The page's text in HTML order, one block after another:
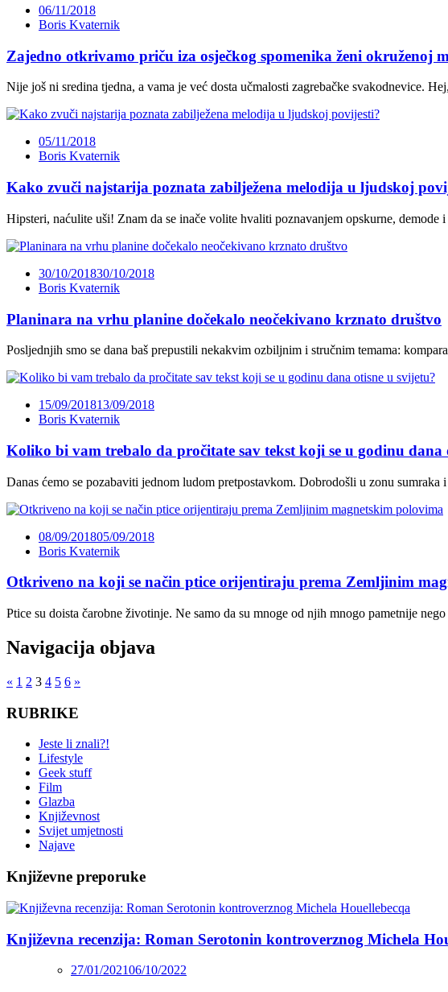
06/11/2018
Boris Kvaternik
Zajedno otkrivamo priču iza osječkog spomenika ženi okruženoj
Nije još ni sredina tjedna, a vama je već dosta učmalosti zagrebačke svakodnevice.
05/11/2018
Boris Kvaternik
Kako zvuči najstarija poznata zabilježena melodija u ljudskoj
Hipsteri, naćulite uši! Znam da se inače volite hvaliti poznavanjem opskurne, demode
30/10/201830/10/2018
Boris Kvaternik
Planinara na vrhu planine dočekalo neočekivano krznato društvo
Posljednjih smo se dana baš prepustili nekakvim ozbiljnim i stručnim temama:
15/09/201813/09/2018
Boris Kvaternik
Koliko bi vam trebalo da pročitate sav tekst koji se u godinu dana
Danas ćemo se pozabaviti jednom ludom pretpostavkom. Dobrodošli u zonu
08/09/201805/09/2018
Boris Kvaternik
Otkriveno na koji se način ptice orijentiraju prema Zemljinim
Ptice su doista čarobne životinje. Ne samo da su mnoge od njih mnogo pametnije
Navigacija objava
« 1 2 3 4 5 6 »
RUBRIKE
Jeste li znali?!
Lifestyle
Geek stuff
Film
Glazba
Književnost
Svijet umjetnosti
Najave
Književne preporuke
Književna recenzija: Roman Serotonin kontroverznog Michela
27/01/202106/10/2022